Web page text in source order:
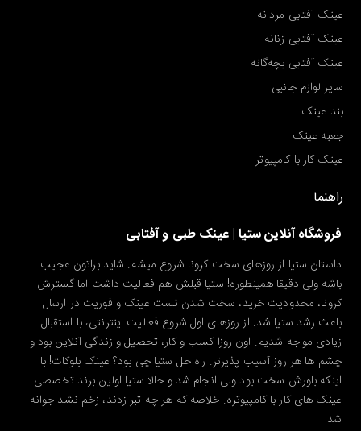
عینک آفتابی مردانه
عینک آفتابی زنانه
عینک آفتابی بچه‌گانه
سایر لوازم جانبی
بند عینک
جعبه عینک
عینک کار با کامپیوتر
راهنما
فروشگاه آنلاین ستیا | عینک طبی و آفتابی
داستان ستیا از روزهای سخت کرونا شروع میشه. شاید براتون عجیب
باشه ولی دقیقا همینطوره! ستیا قبلش هم فعالیت داشت اما گسترش
کرونا، محدودیت خرید، سخت شدن تست عینک و فوریت در ارسال
باعث رشد ستیا شد. از روزهای اول شروع فعالیت اینترنتی، با استقبال
زیادی مواجه شدیم. اون روزا کسب و کار، تحصیل و زندگی آنلاین بود و
چشم ها هر روز آسیب پذیرتر. راه حل ستیا چی بود؟ عینک بلوکات! با
اینکه باورش سخت بود ولی انجام شد و حالا ستیا اولین برند تخصصی
عینک های کار با کامپیوتره. خلاصه که هر چه تبر زدند، زخم نشد جوانه
شد